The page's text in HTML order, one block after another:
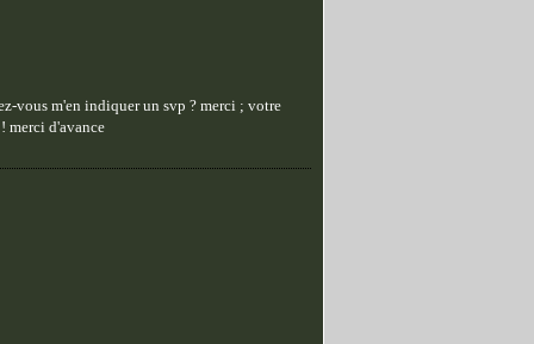
vous m'en indiquer un svp ? merci ; votre
merci d'avance